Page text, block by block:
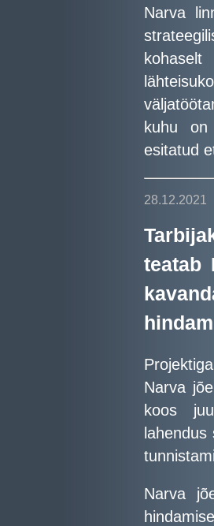
Narva
kuhu on
esitatud
28.12.2021
teatab
Narva
koos
lahendus
Narva